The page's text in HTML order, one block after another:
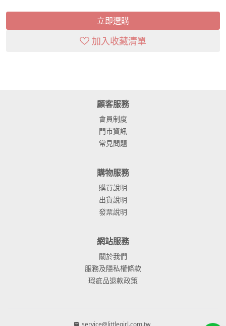
立即選購
加入收藏清單
顧客服務
會員制度
門市資訊
常見問題
購物服務
購買說明
出貨說明
發票說明
網站服務
關於我們
服務及隱私權條款
瑕疵品退款政策
service@littlegirl.com.tw